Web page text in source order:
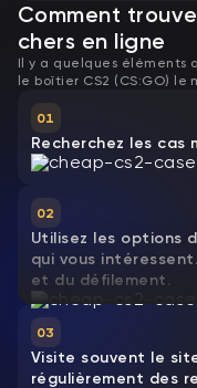
Comment
chers en ligne
Il y a quelques éléments
le boîtier CS2 (CS:GO) le
01
Recherchez les cas
02
Utilisez les options
qui vous
et du défilement.
03
Visite souvent le
régulièrement des